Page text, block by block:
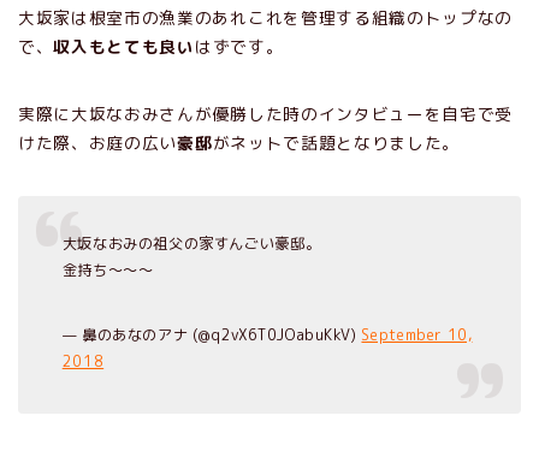
大坂家は根室市の漁業のあれこれを管理する組織のトップなの
で、収入もとても良い はずです。
実際に大坂なおみさんが優勝した時のインタビューを自宅で受
けた際、お庭の広い豪邸がネットで話題となりました。
大坂なおみの祖父の家すんごい豪邸。
金持ち〜〜〜
— 鼻のあなのアナ (@q2vX6T0JOabuKkV) September 10,
2018